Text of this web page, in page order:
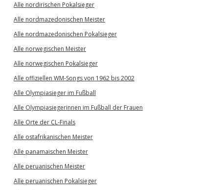
Alle nordirischen Pokalsieger
Alle nordmazedonischen Meister
Alle nordmazedonischen Pokalsieger
Alle norwegischen Meister
Alle norwegischen Pokalsieger
Alle offiziellen WM-Songs von 1962 bis 2002
Alle Olympiasieger im Fußball
Alle Olympiasiegerinnen im Fußball der Frauen
Alle Orte der CL-Finals
Alle ostafrikanischen Meister
Alle panamaischen Meister
Alle peruanischen Meister
Alle peruanischen Pokalsieger